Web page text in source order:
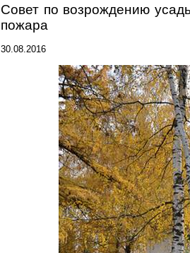
Совет по возрождению
пожара
30.08.2016